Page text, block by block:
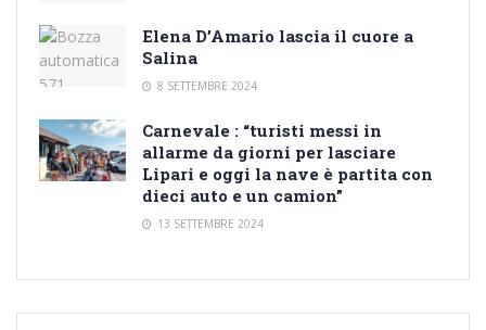
Elena D’Amario lascia il cuore a
Salina
8 SETTEMBRE 2024
Carnevale : “turisti messi in
allarme da giorni per lasciare
Lipari e oggi la nave è partita con
dieci auto e un camion”
13 SETTEMBRE 2024